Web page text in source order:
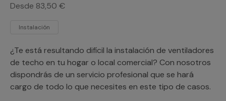
Desde 83,50 €
Instalación
¿Te está resultando difícil la instalación de ventiladores
de techo en tu hogar o local comercial? Con nosotros
dispondrás de un servicio profesional que se hará
cargo de todo lo que necesites en este tipo de casos.